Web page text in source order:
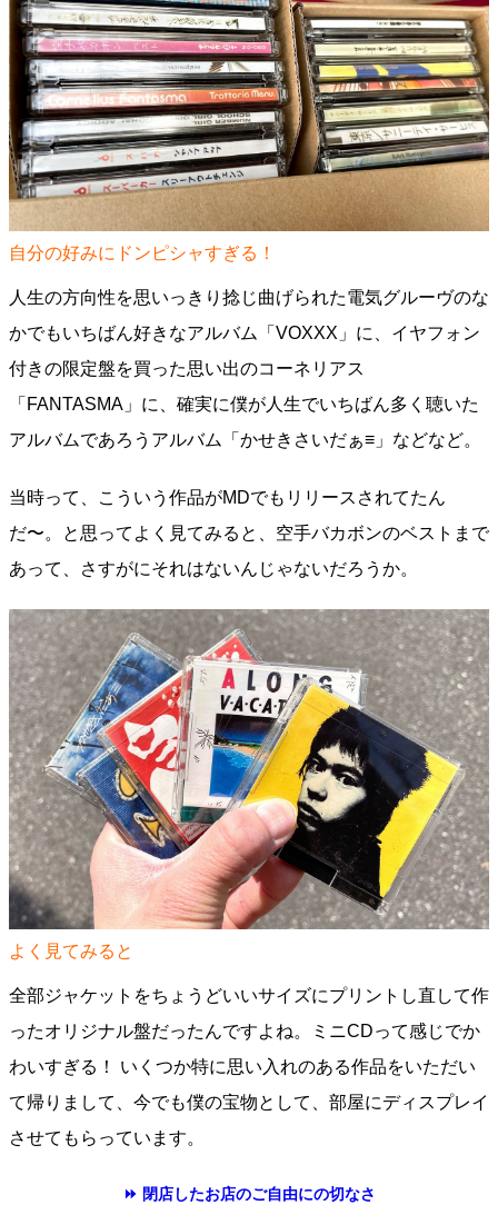
自分の好みにドンピシャすぎる！
人生の方向性を思いっきり捻じ曲げられた電気グルーヴのな
かでもいちばん好きなアルバム「VOXXX」に、イヤフォン
付きの限定盤を買った思い出のコーネリアス
「FANTASMA」に、確実に僕が人生でいちばん多く聴いた
アルバムであろうアルバム「かせきさいだぁ≡」などなど。
当時って、こういう作品がMDでもリリースされてたん
だ〜。と思ってよく見てみると、空手バカボンのベストまで
あって、さすがにそれはないんじゃないだろうか。
よく見てみると
全部ジャケットをちょうどいいサイズにプリントし直して作
ったオリジナル盤だったんですよね。ミニCDって感じでか
わいすぎる！ いくつか特に思い入れのある作品をいただい
て帰りまして、今でも僕の宝物として、部屋にディスプレイ
させてもらっています。
⏩ 閉店したお店のご自由にの切なさ